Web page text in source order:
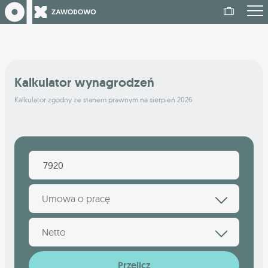
Kalkulator wynagrodzeń
Kalkulator zgodny ze stanem prawnym na sierpień 2026
Umowa o pracę
Netto
Przelicz